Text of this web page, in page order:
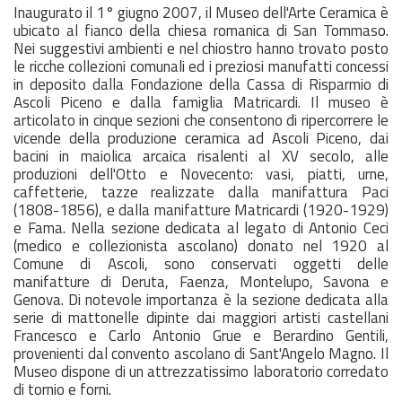
Inaugurato il 1° giugno 2007, il Museo dell'Arte Ceramica è
ubicato al fianco della chiesa romanica di San Tommaso.
Nei suggestivi ambienti e nel chiostro hanno trovato posto
le ricche collezioni comunali ed i preziosi manufatti concessi
in deposito dalla Fondazione della Cassa di Risparmio di
Ascoli Piceno e dalla famiglia Matricardi. Il museo è
articolato in cinque sezioni che consentono di ripercorrere le
vicende della produzione ceramica ad Ascoli Piceno, dai
bacini in maiolica arcaica risalenti al XV secolo, alle
produzioni dell'Otto e Novecento: vasi, piatti, urne,
caffetterie, tazze realizzate dalla manifattura Paci
(1808-1856), e dalla manifatture Matricardi (1920-1929)
e Fama. Nella sezione dedicata al legato di Antonio Ceci
(medico e collezionista ascolano) donato nel 1920 al
Comune di Ascoli, sono conservati oggetti delle
manifatture di Deruta, Faenza, Montelupo, Savona e
Genova. Di notevole importanza è la sezione dedicata alla
serie di mattonelle dipinte dai maggiori artisti castellani
Francesco e Carlo Antonio Grue e Berardino Gentili,
provenienti dal convento ascolano di Sant'Angelo Magno. Il
Museo dispone di un attrezzatissimo laboratorio corredato
di tornio e forni.